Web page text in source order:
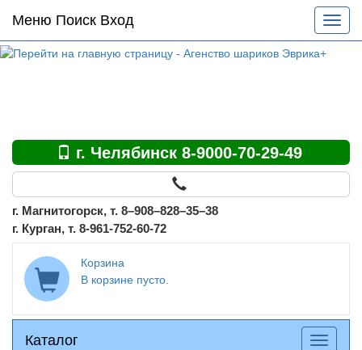
Основное
меню
по
Меню Поиск Вход
меню
г. Челябинск 8-9000-70-29-49
г. Магнитогорск, т. 8–908–828–35–38
г. Курган, т. 8-961-752-60-72
Корзина
В корзине пусто.
Каталог
Каталог